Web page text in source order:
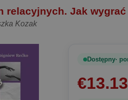
relacyjnych. Jak
Kozak
Dostępny
€13.13